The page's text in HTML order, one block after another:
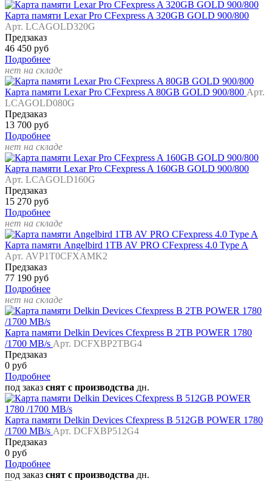
Карта памяти Lexar Pro CFexpress A 320GB GOLD 900/800
Арт. LCAGOLD320G
Предзаказ
46 450 руб
Подробнее
нет на складе
Карта памяти Lexar Pro CFexpress A 80GB GOLD 900/800 Арт.
LCAGOLD080G
Предзаказ
13 700 руб
Подробнее
нет на складе
Карта памяти Lexar Pro CFexpress A 160GB GOLD 900/800
Арт. LCAGOLD160G
Предзаказ
15 270 руб
Подробнее
нет на складе
Карта памяти Angelbird 1TB AV PRO CFexpress 4.0 Type A
Арт. AVP1T0CFXAMK2
Предзаказ
77 190 руб
Подробнее
нет на складе
Карта памяти Delkin Devices Cfexpress B 2TB POWER 1780
/1700 MB/s Арт. DCFXBP2TBG4
Предзаказ
0 руб
Подробнее
под заказ снят с производства дн.
Карта памяти Delkin Devices Cfexpress B 512GB POWER 1780
/1700 MB/s Арт. DCFXBP512G4
Предзаказ
0 руб
Подробнее
под заказ снят с производства дн.